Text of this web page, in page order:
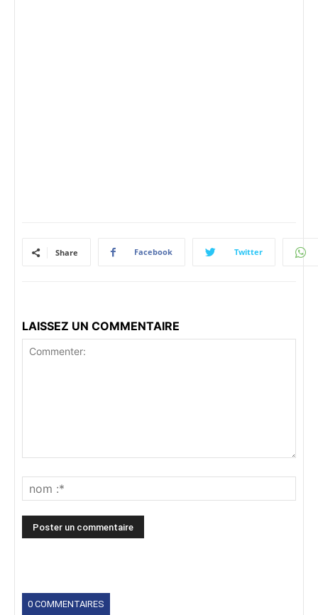
Share Facebook Twitter
LAISSEZ UN COMMENTAIRE
0 COMMENTAIRES